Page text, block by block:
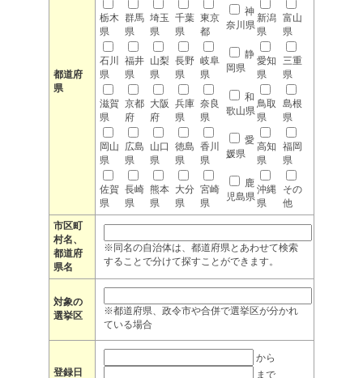
都道府
県
栃木
県
群馬
県
埼玉
県
千葉
県
東京
都
神
奈川県
新潟
県
富山
県
石川
県
福井
県
山梨
県
長野
県
岐阜
県
静
岡県
愛知
県
三重
県
滋賀
県
京都
府
大阪
府
兵庫
県
奈良
県
和
歌山県
鳥取
県
島根
県
岡山
県
広島
県
山口
県
徳島
県
香川
県
愛
媛県
高知
県
福岡
県
佐賀
県
長崎
県
熊本
県
大分
県
宮崎
県
鹿
児島県
沖縄
県
その
他
市区町
村名、
都道府
県名
※同名の自治体は、都道府県とあわせて検索
することで分けて探すことができます。
対象の
選挙区
※都道府県、政令市や合併で選挙区が分かれ
ている場合
登録日
から
まで